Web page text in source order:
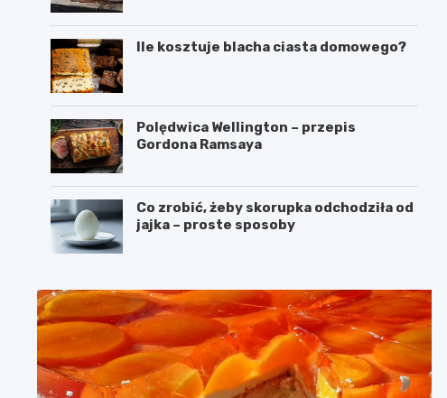
Ile kosztuje blacha ciasta domowego?
Polędwica Wellington – przepis
Gordona Ramsaya
Co zrobić, żeby skorupka odchodziła od
jajka – proste sposoby